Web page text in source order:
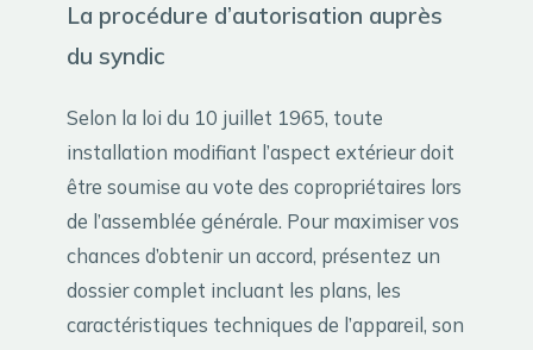
La procédure d’autorisation auprès
du syndic
Selon la loi du 10 juillet 1965, toute
installation modifiant l’aspect extérieur doit
être soumise au vote des copropriétaires lors
de l’assemblée générale. Pour maximiser vos
chances d’obtenir un accord, présentez un
dossier complet incluant les plans, les
caractéristiques techniques de l’appareil, son